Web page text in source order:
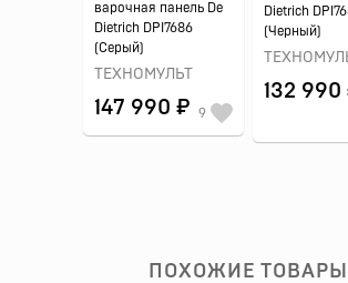
Dietrich
(Черный)
132 990
варочная панель De
Dietrich DPI7686
(Серый)
ТЕХНОМУЛЬТ
147 990 ₽ 9
ПОХОЖИЕ ТОВАРЫ